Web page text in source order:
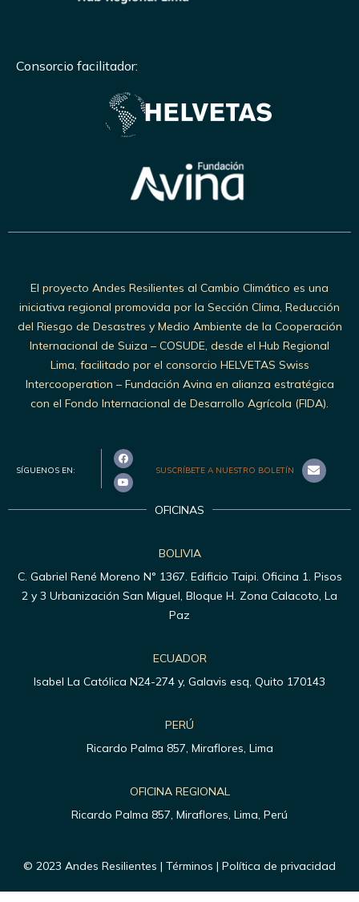
Consorcio facilitador:
El proyecto Andes Resilientes al Cambio Climático es una
iniciativa regional promovida por la Sección Clima, Reducción
del Riesgo de Desastres y Medio Ambiente de la Cooperación
Internacional de Suiza – COSUDE, desde el Hub Regional
Lima, facilitado por el consorcio HELVETAS Swiss
Intercooperation – Fundación Avina en alianza estratégica
con el Fondo Internacional de Desarrollo Agrícola (FIDA).
SÍGUENOS EN: SUSCRÍBETE A NUESTRO BOLETÍN
OFICINAS
BOLIVIA
C. Gabriel René Moreno N° 1367. Edificio Taipi. Oficina 1. Pisos
2 y 3 Urbanización San Miguel, Bloque H. Zona Calacoto, La
Paz
ECUADOR
Isabel La Católica N24-274 y, Galavis esq, Quito 170143
PERÚ
Ricardo Palma 857, Miraflores, Lima
OFICINA REGIONAL
Ricardo Palma 857, Miraflores, Lima, Perú
© 2023 Andes Resilientes | Términos | Política de privacidad